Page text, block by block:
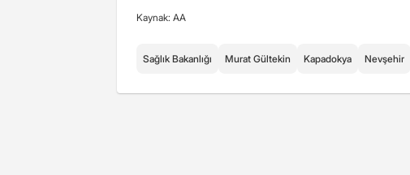
Kaynak: AA
Sağlık Bakanlığı Murat Gültekin Kapadokya Nevşehir